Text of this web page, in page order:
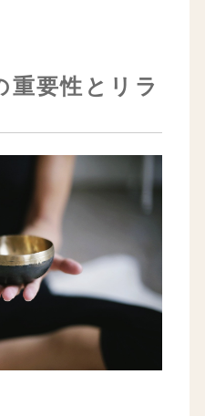
重要性とリラ